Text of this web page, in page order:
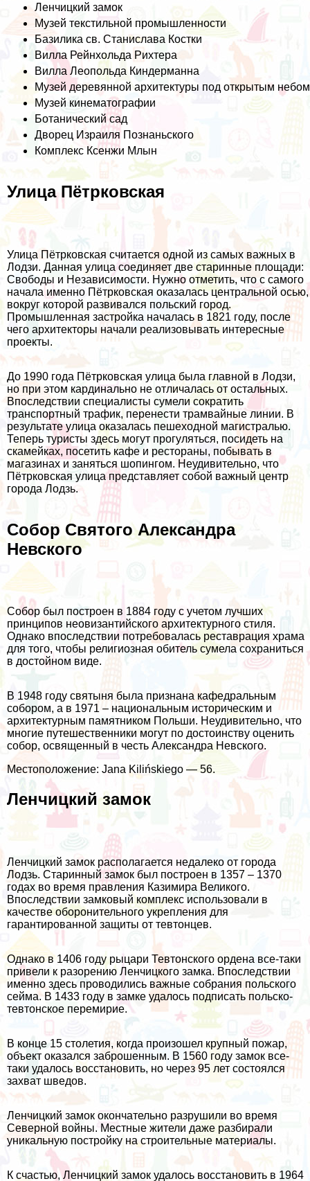
Ленчицкий замок
Музей текстильной промышленности
Базилика св. Станислава Костки
Вилла Рейнхольда Рихтера
Вилла Леопольда Киндерманна
Музей деревянной архитектуры под открытым небом
Музей кинематографии
Ботанический сад
Дворец Израиля Познаньского
Комплекс Ксенжи Млын
Улица Пётрковская
Улица Пётрковская считается одной из самых важных в
Лодзи. Данная улица соединяет две старинные площади:
Свободы и Независимости. Нужно отметить, что с самого
начала именно Пётрковская оказалась центральной осью,
вокруг которой развивался польский город.
Промышленная застройка началась в 1821 году, после
чего архитекторы начали реализовывать интересные
проекты.
До 1990 года Пётрковская улица была главной в Лодзи,
но при этом кардинально не отличалась от остальных.
Впоследствии специалисты сумели сократить
транспортный трафик, перенести трамвайные линии. В
результате улица оказалась пешеходной магистралью.
Теперь туристы здесь могут прогуляться, посидеть на
скамейках, посетить кафе и рестораны, побывать в
магазинах и заняться шопингом. Неудивительно, что
Пётрковская улица представляет собой важный центр
города Лодзь.
Собор Святого Александра
Невского
Собор был построен в 1884 году с учетом лучших
принципов неовизантийского архитектурного стиля.
Однако впоследствии потребовалась реставрация храма
для того, чтобы религиозная обитель сумела сохраниться
в достойном виде.
В 1948 году святыня была признана кафедральным
собором, а в 1971 – национальным историческим и
архитектурным памятником Польши. Неудивительно, что
многие путешественники могут по достоинству оценить
собор, освященный в честь Александра Невского.
Местоположение: Jana Kilińskiego — 56.
Ленчицкий замок
Ленчицкий замок располагается недалеко от города
Лодзь. Старинный замок был построен в 1357 – 1370
годах во время правления Казимира Великого.
Впоследствии замковый комплекс использовали в
качестве оборонительного укрепления для
гарантированной защиты от тевтонцев.
Однако в 1406 году рыцари Тевтонского ордена все-таки
привели к разорению Ленчицкого замка. Впоследствии
именно здесь проводились важные собрания польского
сейма. В 1433 году в замке удалось подписать польско-
тевтонское перемирие.
В конце 15 столетия, когда произошел крупный пожар,
объект оказался заброшенным. В 1560 году замок все-
таки удалось восстановить, но через 95 лет состоялся
захват шведов.
Ленчицкий замок окончательно разрушили во время
Северной войны. Местные жители даже разбирали
уникальную постройку на строительные материалы.
К счастью, Ленчицкий замок удалось восстановить в 1964